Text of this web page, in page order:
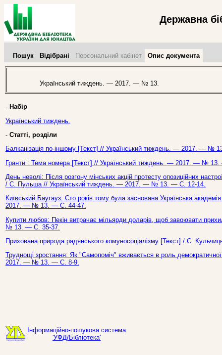
Державна
Пошук Відібрані Персональний кабінет Опис документа
Український тиждень. — 2017. — № 13.
- Набір
Український тиждень.
- Статті, розділи
Балканізація по-іншому [Текст] // Український тиждень. — 2017. — №
Гранти : Тема номера [Текст] // Український тиждень. — 2017. — №
День неволі: Після розгону мінських акцій протесту опозиційних
/ С. Пульша // Український тиждень. — 2017. — № 13. — С. 12-14.
Київський Баугауз: Сто років тому була заснована Українська
2017. — № 13. — С. 44-47.
Купити любов: Пекін витрачає мільярди доларів, щоб завоювати
№ 13. — С. 35-37.
Прихована природа радянського комуносоціалізму [Текст] / С.
Труднощі зростання: Як "Самопоміч" вживається в роль
2017. — № 13. — С. 8-9.
Інформаційно-пошукова система
'УФД/Бібліотека'